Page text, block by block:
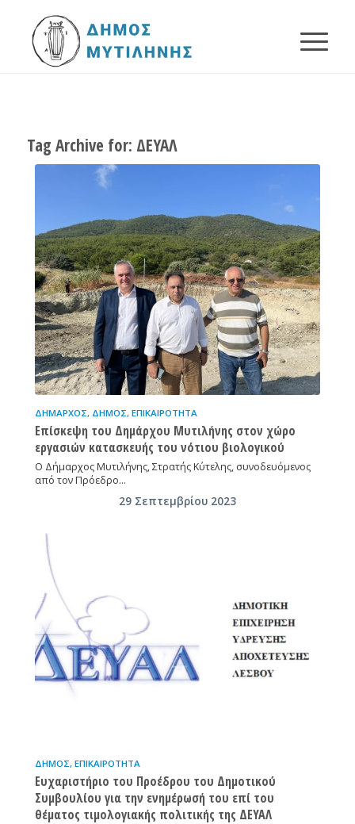
Tag Archive for: ΔΕΥΑΛ
ΔΉΜΑΡΧΟΣ, ΔΉΜΟΣ, ΕΠΙΚΑΙΡΌΤΗΤΑ
Επίσκεψη του Δημάρχου Μυτιλήνης στον χώρο
εργασιών κατασκευής του νότιου βιολογικού
Ο Δήμαρχος Μυτιλήνης, Στρατής Κύτελης, συνοδευόμενος
από τον Πρόεδρο…
29 Σεπτεμβρίου 2023
ΔΉΜΟΣ, ΕΠΙΚΑΙΡΌΤΗΤΑ
Ευχαριστήριο του Προέδρου του Δημοτικού
Συμβουλίου για την ενημέρωσή του επί του
θέματος τιμολογιακής πολιτικής της ΔΕΥΑΛ